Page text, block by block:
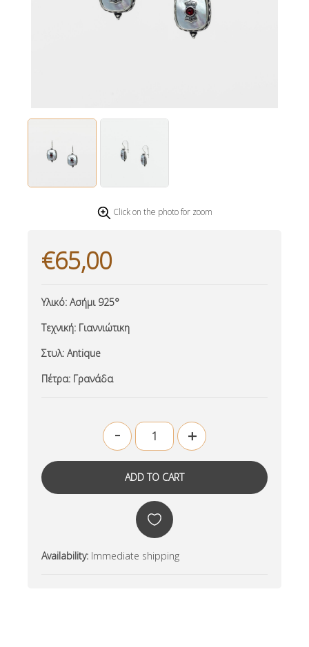
Click on the photo for zoom
€65,00
Υλικό: Ασήμι 925°
Τεχνική: Γιαννιώτικη
Στυλ: Antique
Πέτρα: Γρανάδα
- +
Availability: Immediate shipping